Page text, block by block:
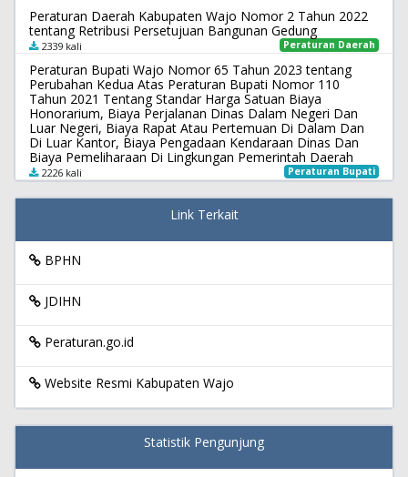
Peraturan Daerah Kabupaten Wajo Nomor 2 Tahun 2022
tentang Retribusi Persetujuan Bangunan Gedung
Peraturan Daerah
2339 kali
Peraturan Bupati Wajo Nomor 65 Tahun 2023 tentang
Perubahan Kedua Atas Peraturan Bupati Nomor 110
Tahun 2021 Tentang Standar Harga Satuan Biaya
Honorarium, Biaya Perjalanan Dinas Dalam Negeri Dan
Luar Negeri, Biaya Rapat Atau Pertemuan Di Dalam Dan
Di Luar Kantor, Biaya Pengadaan Kendaraan Dinas Dan
Biaya Pemeliharaan Di Lingkungan Pemerintah Daerah
Peraturan Bupati
2226 kali
Link Terkait
BPHN
JDIHN
Peraturan.go.id
Website Resmi Kabupaten Wajo
Statistik Pengunjung